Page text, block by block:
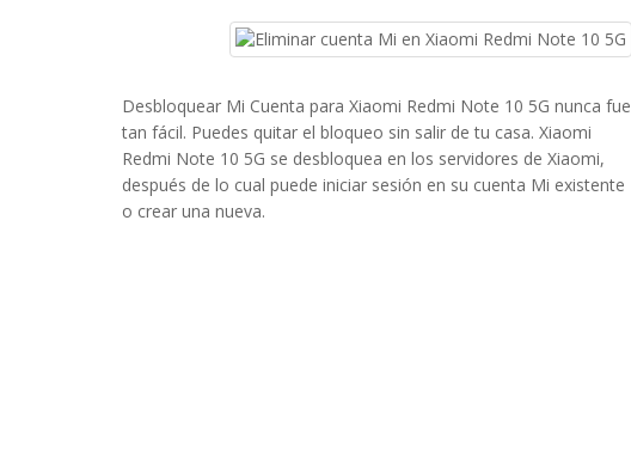
Desbloquear Mi Cuenta para Xiaomi Redmi Note 10 5G nunca fue
tan fácil. Puedes quitar el bloqueo sin salir de tu casa. Xiaomi
Redmi Note 10 5G se desbloquea en los servidores de Xiaomi,
después de lo cual puede iniciar sesión en su cuenta Mi existente
o crear una nueva.